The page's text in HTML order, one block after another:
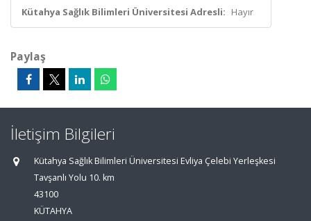
Kütahya Sağlık Bilimleri Üniversitesi Adresli: Hayır
Paylaş
İletişim Bilgileri
Kütahya Sağlık Bilimleri Üniversitesi Evliya Çelebi Yerleşkesi
Tavşanlı Yolu 10. km
43100
KÜTAHYA